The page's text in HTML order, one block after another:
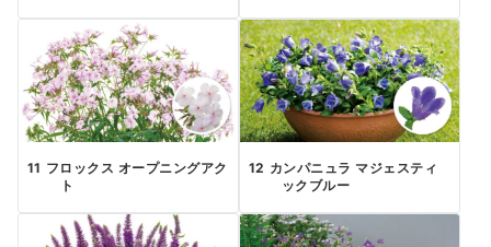
フロックス オープニングアク
ト
カンパニュラ マジェスティ
ックブルー